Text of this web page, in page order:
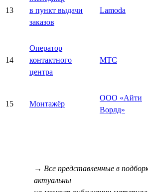
13
в пункт выдачи
заказов
Lamoda
14
Оператор
контактного
центра
МТС
15 Монтажёр
ООО «Айти
Ворлд»
→ Все представленные в
актуальны